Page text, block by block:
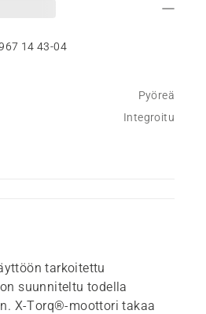
14 43‑04
Pyöreä
Integroitu
tarkoitettu
suunniteltu todella
X-Torq®-moottori takaa